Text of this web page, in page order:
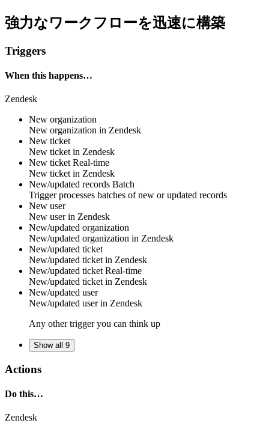
強力なワークフローを迅速に構築
Triggers
When this happens…
Zendesk
New organization
New organization in Zendesk
New ticket
New ticket in Zendesk
New ticket Real-time
New ticket in Zendesk
New/updated records Batch
Trigger processes batches of new or updated records
New user
New userin Zendesk
New/updated organization
New/updated organization in Zendesk
New/updated ticket
New/updated ticket in Zendesk
New/updated ticket Real-time
New/updated ticket in Zendesk
New/updated user
New/updated userin Zendesk
Any other trigger you can think up
Show all 9
Actions
Do this…
Zendesk